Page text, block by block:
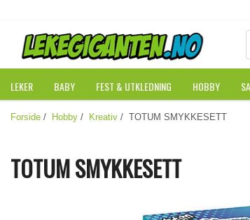
LEKER BABY FEST & UTKLEDNING HOBBY
Forside / Hobby / Kreativ / TOTUM SMYKKESETT
TOTUM SMYKKESETT